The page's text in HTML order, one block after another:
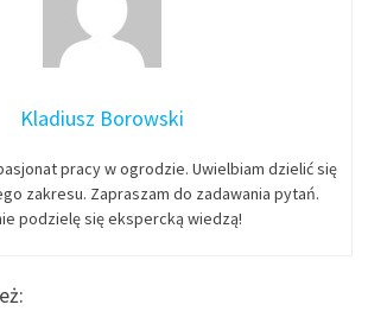
Kladiusz Borowski
pracy w ogrodzie. Uwielbiam dzielić się
zakresu. Zapraszam do zadawania pytań.
podzielę się ekspercką wiedzą!